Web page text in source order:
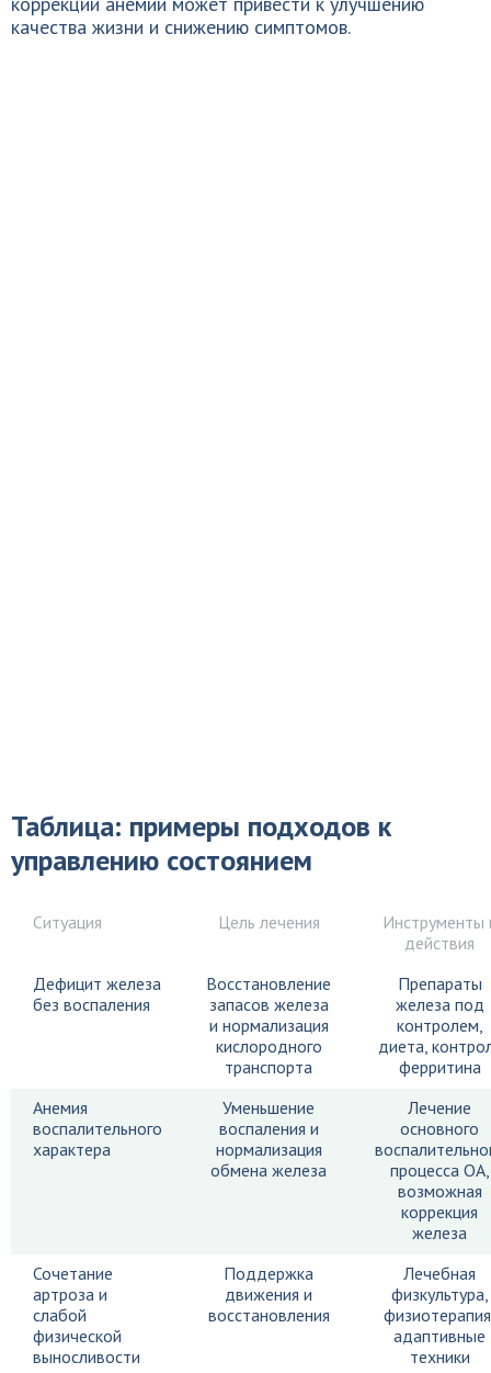
качества жизни и снижению симптомов.
Таблица: примеры подходов к
управлению состоянием
Ситуация Цель лечения
Инструменты
действия
Дефицит железа
без воспаления
Восстановление
запасов железа
и нормализация
кислородного
транспорта
Препараты
железа под
контролем,
диета,
ферритина
Анемия
воспалительного
характера
Уменьшение
воспаления и
нормализация
обмена железа
Лечение
основного
процесса OA,
возможная
коррекция
железа
Сочетание
артроза и
слабой
физической
выносливости
Поддержка
движения и
восстановления
Лечебная
физкультура,
адаптивные
техники